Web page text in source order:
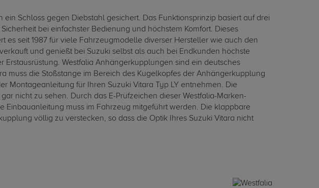
Schloss gegen Diebstahl gesichert. Das Funktionsprinzip basiert auf drei
bei einfachster Bedienung und höchstem Komfort. Dieses
seit 1987 für viele Fahrzeugmodelle diverser Hersteller wie auch den
und genießt bei Suzuki selbst als auch bei Endkunden höchste
Westfalia Anhängerkupplungen sind ein deutsches
muss die Stoßstange im Bereich des Kugelkopfes der Anhängerkupplung
Montageanleitung für Ihren Suzuki Vitara Typ LY entnehmen. Die
nicht zu sehen. Durch das E-Prüfzeichen dieser Westfalia-Marken-
muss im Fahrzeug mitgeführt werden. Die klappbare
völlig zu verstecken, so dass die Optik Ihres Suzuki Vitara nicht